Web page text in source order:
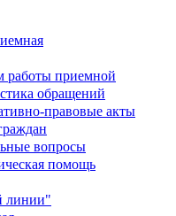
работы приемной
обращений
правовые акты
вопросы
помощь
линии"